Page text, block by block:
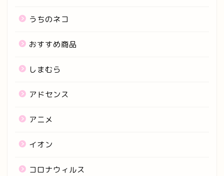
うちのネコ
おすすめ商品
しまむら
アドセンス
アニメ
イオン
コロナウィルス